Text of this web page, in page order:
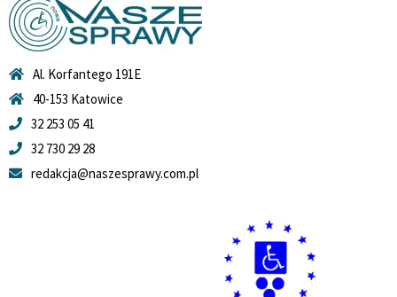
Al. Korfantego 191E
40-153 Katowice
32 253 05 41
32 730 29 28
redakcja@naszesprawy.com.pl